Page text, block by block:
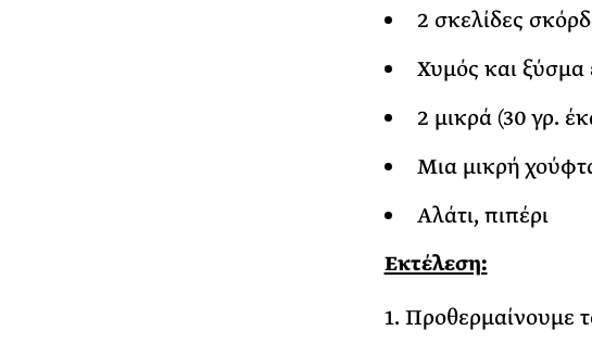
2 σκελίδες
Χυμός και ξύσμα
2 μικρά (30 γρ.
Μια μικρή
Αλάτι, πιπέρι
Εκτέλεση:
1. Προθερμαίνουμε